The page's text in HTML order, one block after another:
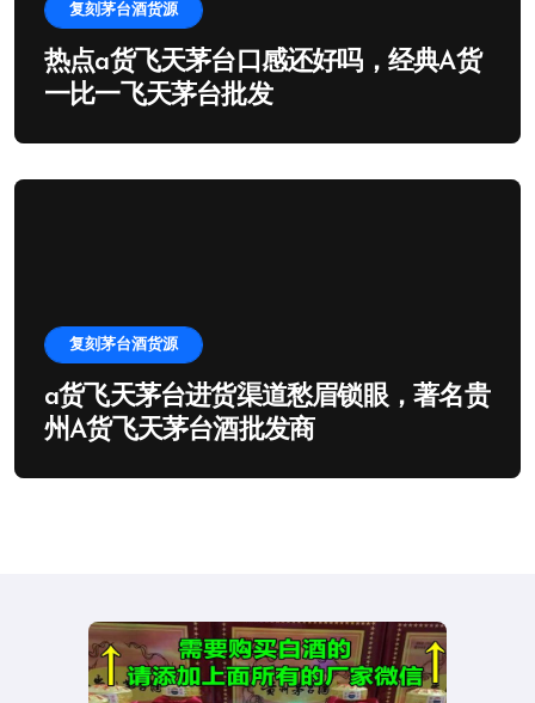
复刻茅台酒货源
热点a货飞天茅台口感还好吗，经典A货
一比一飞天茅台批发
复刻茅台酒货源
a货飞天茅台进货渠道愁眉锁眼，著名贵
州A货飞天茅台酒批发商